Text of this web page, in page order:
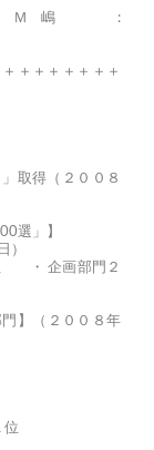
Ｍ嶋 :
＋＋＋＋＋＋＋
取得（２００８
選」】
）
・ 企画部門２
】（２００８年